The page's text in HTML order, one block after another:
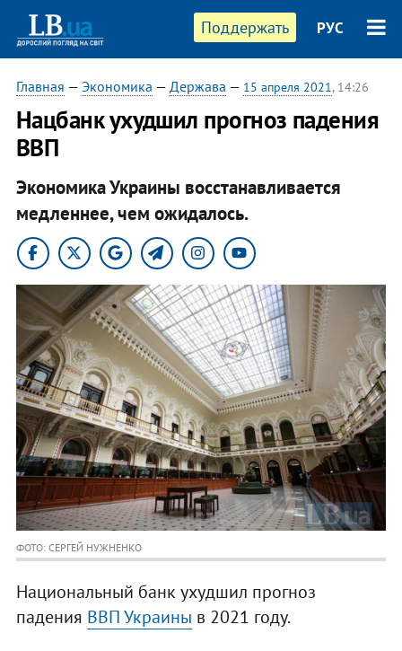
Поддержать РУС
Главная — Экономика — Держава — 15 апреля 2021, 14:26
Нацбанк ухудшил прогноз падения
ВВП
Экономика Украины восстанавливается
медленнее, чем ожидалось.
ФОТО: СЕРГЕЙ НУЖНЕНКО
Национальный банк ухудшил прогноз
падения ВВП Украины в 2021 году.